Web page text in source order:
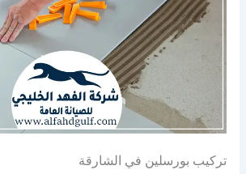
تركيب بورسلين في الشارقة